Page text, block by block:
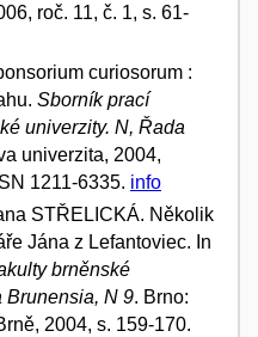
roč. 11, č. 1, s. 61-
curiosorum :
Sborník prací
univerzity. N, Řada
univerzita, 2004,
1211-6335. info
STŘELICKÁ. Několik
Jána z Lefantoviec. In
brněnské
Brunensia, N 9. Brno:
2004, s. 159-170.